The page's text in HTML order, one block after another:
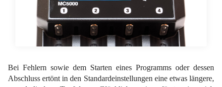
Bei Fehlern sowie dem Starten eines Programms oder dessen
Abschluss ertönt in den Standardeinstellungen eine etwas längere,